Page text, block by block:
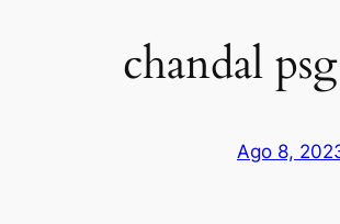
chandal
Ago 8,